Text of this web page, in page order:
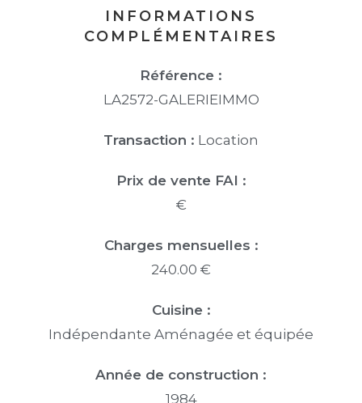
INFORMATIONS
COMPLÉMENTAIRES
Référence :
LA2572-GALERIEIMMO
Transaction : Location
Prix de vente FAI :
€
Charges mensuelles :
240.00 €
Cuisine :
Indépendante Aménagée et équipée
Année de construction :
1984